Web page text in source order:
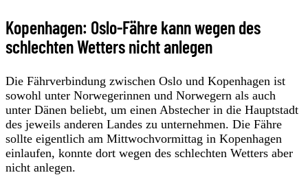
Kopenhagen: Oslo-Fähre kann wegen des
schlechten Wetters nicht anlegen
Die Fährverbindung zwischen Oslo und Kopenhagen ist
sowohl unter Norwegerinnen und Norwegern als auch
unter Dänen beliebt, um einen Abstecher in die Hauptstadt
des jeweils anderen Landes zu unternehmen. Die Fähre
sollte eigentlich am Mittwochvormittag in Kopenhagen
einlaufen, konnte dort wegen des schlechten Wetters aber
nicht anlegen.